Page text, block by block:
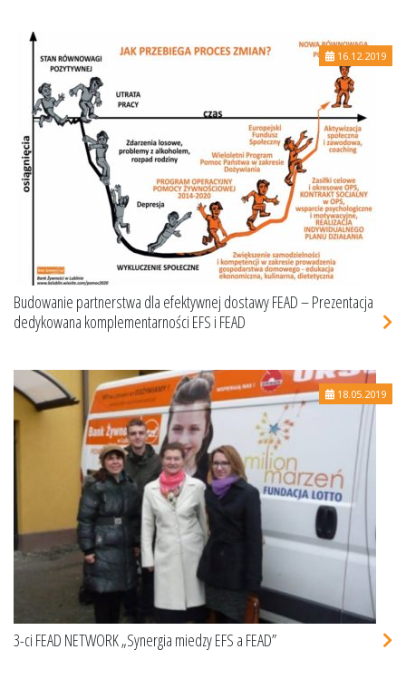
16.12.2019
Budowanie partnerstwa dla efektywnej dostawy FEAD – Prezentacja
dedykowana komplementarności EFS i FEAD
18.05.2019
3-ci FEAD NETWORK „Synergia miedzy EFS a FEAD”